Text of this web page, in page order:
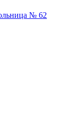
№ 62